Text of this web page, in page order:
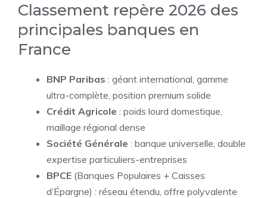
Classement repère 2026 des
principales banques en
France
BNP Paribas : géant international, gamme
ultra-complète, position premium solide
Crédit Agricole : poids lourd domestique,
maillage régional dense
Société Générale : banque universelle, double
expertise particuliers-entreprises
BPCE (Banques Populaires + Caisses
d’Épargne) : réseau étendu, offre polyvalente